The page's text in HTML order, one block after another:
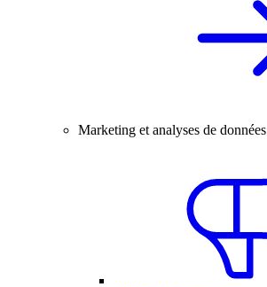
Marketing et analyses de données